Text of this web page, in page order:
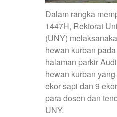
Dalam rangka
1447H, Rektorat
(UNY)
hewan kurban
halaman parkir
hewan kurban
ekor sapi dan 9
para dosen dan
UNY.